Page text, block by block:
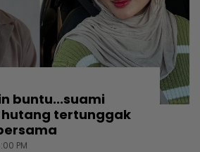
buntu...suami
tertunggak
PM